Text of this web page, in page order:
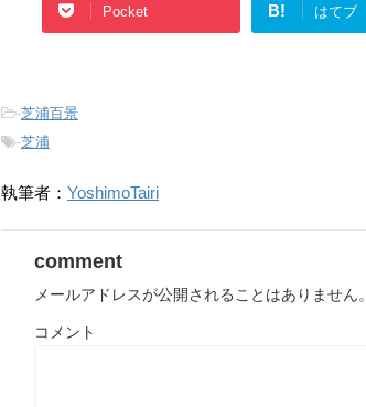
Pocket B! はてブ
-芝浦百景
-芝浦
執筆者： YoshimoTairi
comment
メールアドレスが公開されることはありません。
コメント